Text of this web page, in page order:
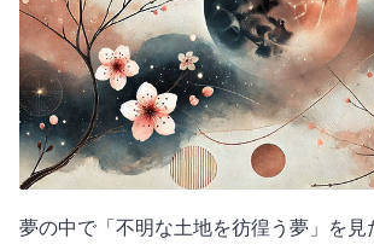
夢の中で「不明な土地を彷徨う夢」を見